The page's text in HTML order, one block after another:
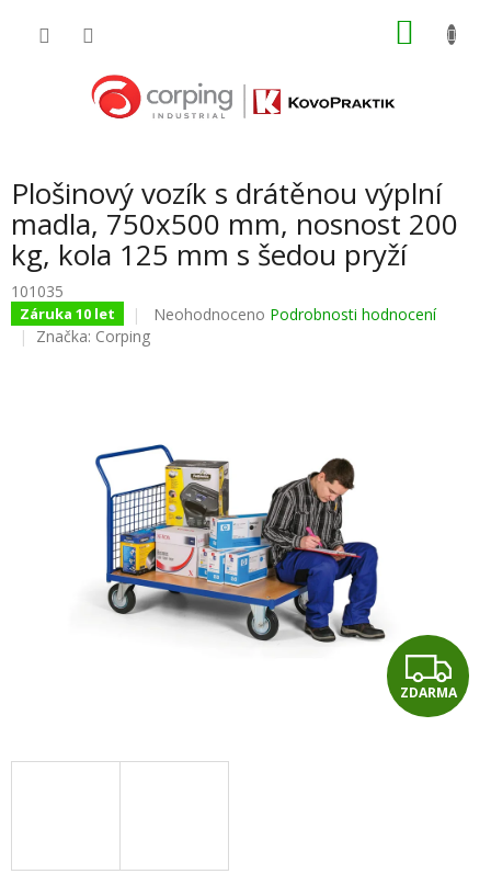
Plošinový vozík s drátěnou výplní
madla, 750x500 mm, nosnost 200
kg, kola 125 mm s šedou pryží
101035
Záruka 10 let
Průměrné
hvězdiček.
Neohodnoceno Podrobnosti hodnocení
Značka: Corping
Z
D
ZDARMA